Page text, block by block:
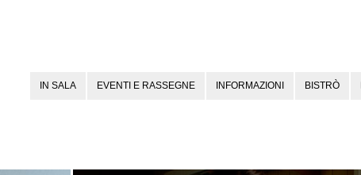
IN SALA EVENTI E RASSEGNE INFORMAZIONI BISTRÒ